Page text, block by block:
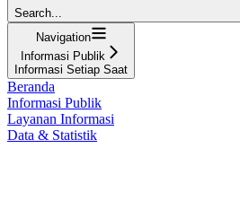
Search...
Navigation
Informasi Publik
Informasi Setiap Saat
Beranda
Informasi Publik
Layanan Informasi
Data & Statistik